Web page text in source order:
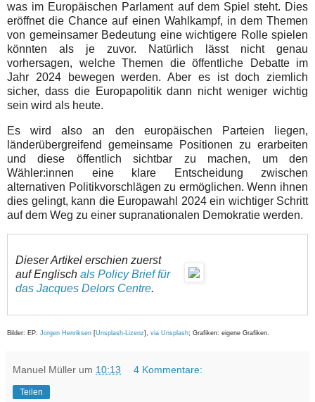
was im Europäischen Parlament auf dem Spiel steht. Dies
eröffnet die Chance auf einen Wahlkampf, in dem Themen
von gemeinsamer Bedeutung eine wichtigere Rolle spielen
könnten als je zuvor. Natürlich lässt nicht genau
vorhersagen, welche Themen die öffentliche Debatte im
Jahr 2024 bewegen werden. Aber es ist doch ziemlich
sicher, dass die Europapolitik dann nicht weniger wichtig
sein wird als heute.
Es wird also an den europäischen Parteien liegen,
länderübergreifend gemeinsame Positionen zu erarbeiten
und diese öffentlich sichtbar zu machen, um den
Wähler:innen eine klare Entscheidung zwischen
alternativen Politikvorschlägen zu ermöglichen. Wenn ihnen
dies gelingt, kann die Europawahl 2024 ein wichtiger Schritt
auf dem Weg zu einer supranationalen Demokratie werden.
Dieser Artikel erschien zuerst
auf Englisch als Policy Brief für
das Jacques Delors Centre.
Bilder: EP: Jorgen Henriksen [Unsplash-Lizenz], via Unsplash; Grafiken: eigene Grafiken.
Manuel Müller um 10:13 4 Kommentare:
Teilen